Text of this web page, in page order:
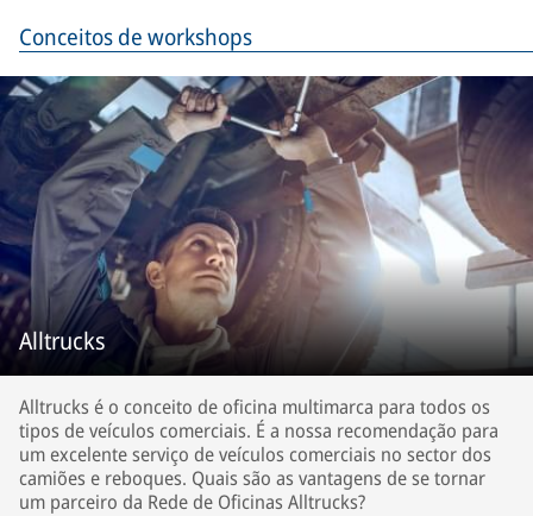
Conceitos de workshops
Alltrucks
Alltrucks é o conceito de oficina multimarca para todos os
tipos de veículos comerciais. É a nossa recomendação para
um excelente serviço de veículos comerciais no sector dos
camiões e reboques. Quais são as vantagens de se tornar
um parceiro da Rede de Oficinas Alltrucks?